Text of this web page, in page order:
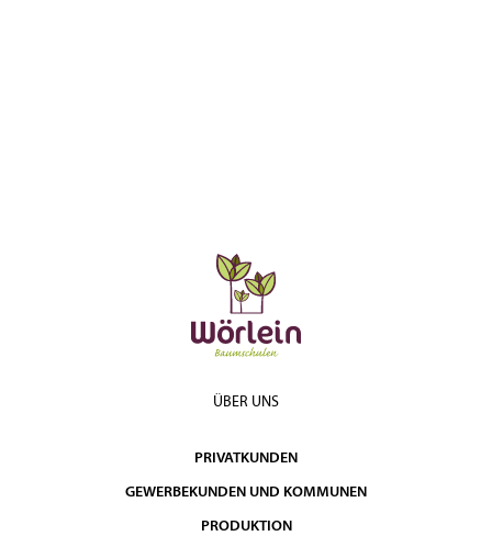
ÜBER UNS
PRIVATKUNDEN
GEWERBEKUNDEN UND KOMMUNEN
PRODUKTION